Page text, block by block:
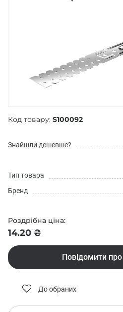
Код товару: S100092
Знайшли дешевше?
Тип товара
Бренд
Роздрібна ціна:
14.20 ₴
Повідомити про
До обраних